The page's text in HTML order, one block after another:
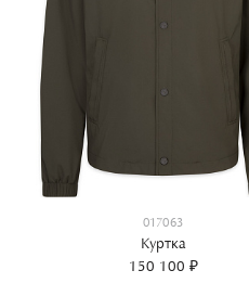
017063
Куртка
150 100 ₽